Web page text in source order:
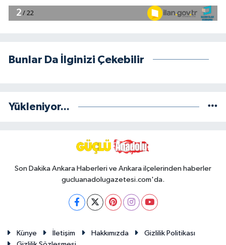
Bunlar Da İlginizi Çekebilir
Yükleniyor...
Son Dakika Ankara Haberleri ve Ankara ilçelerinden haberler
gucluanadolugazetesi.com'da.
Künye İletişim Hakkımızda
Gizlilik Politikası